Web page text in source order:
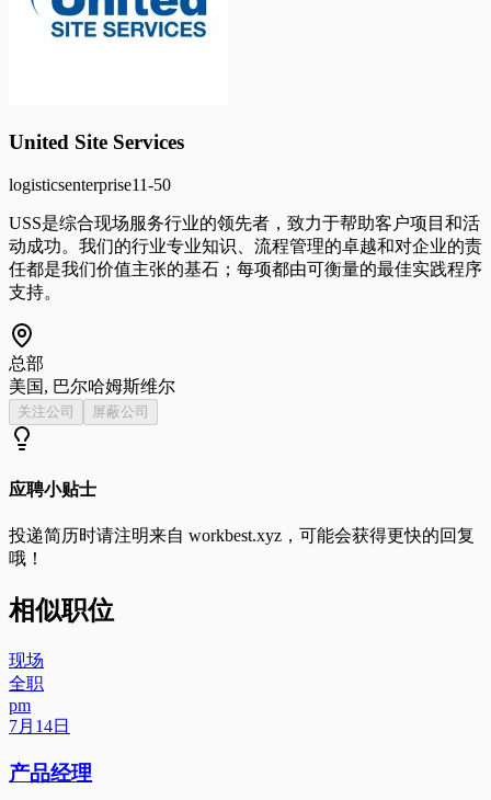
United Site Services
logisticsenterprise11-50
USS是综合现场服务行业的领先者，致力于帮助客户项目和活
动成功。我们的行业专业知识、流程管理的卓越和对企业的责
任都是我们价值主张的基石；每项都由可衡量的最佳实践程序
支持。
总部
美国, 巴尔哈姆斯维尔
关注公司 屏蔽公司
应聘小贴士
投递简历时请注明来自 workbest.xyz ，可能会获得更快的回复
哦！
相似职位
现场
全职
pm
7月14日
产品经理